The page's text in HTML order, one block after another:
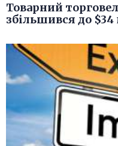
Товарний
збільшився до